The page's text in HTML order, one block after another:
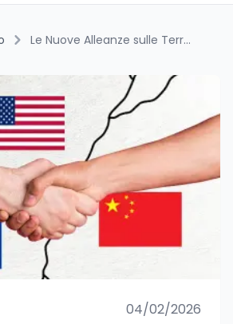
Le Nuove Alleanze sulle Terre Rare: L’Accordo UE-USA contro la Dipendenza dalla Cina
04/02/2026